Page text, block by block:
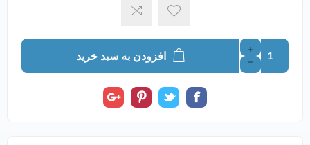
افزودن به سبد خرید